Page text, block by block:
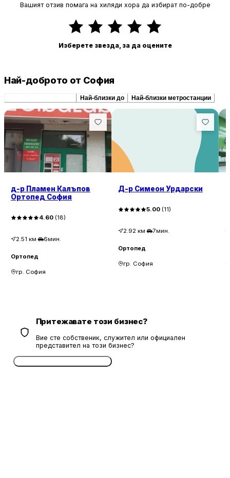
Вашият отзив помага на хиляди хора да избират по-добре
Изберете звезда, за да оцените
Най-доброто от София
Най-близки до Най-близки метростанции
д-р Пламен Калъпов
Ортопед София
4.60 (18)
2.51 км· 6мин.
Ортопед
гр. София
Д-р Симеон Урдарски
5.00 (11)
2.92 км· 7мин.
Ортопед
гр. София
Притежавате този бизнес?
Вие сте собственик, служител или официален
представител на този бизнес?